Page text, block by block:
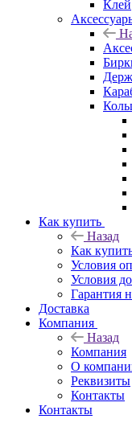
Клей
Как купить
Назад
Как
Условия
Условия
Гарантия
Доставка
Компания
Назад
Компания
О
Реквизиты
Контакты
Контакты